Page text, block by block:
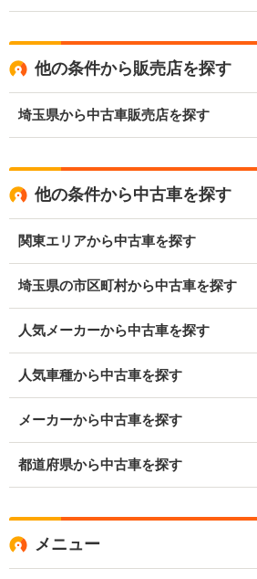
他の条件から販売店を探す
埼玉県から中古車販売店を探す
他の条件から中古車を探す
関東エリアから中古車を探す
埼玉県の市区町村から中古車を探す
人気メーカーから中古車を探す
人気車種から中古車を探す
メーカーから中古車を探す
都道府県から中古車を探す
メニュー